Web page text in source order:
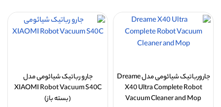
جارورباتیک شیائومی مدل Dreame
X40 Ultra Complete Robot
Vacuum Cleaner and Mop
جارو رباتیک شیائومی مدل
XIAOMI Robot Vacuum S40C
(بسته باز)